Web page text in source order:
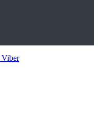
Viber